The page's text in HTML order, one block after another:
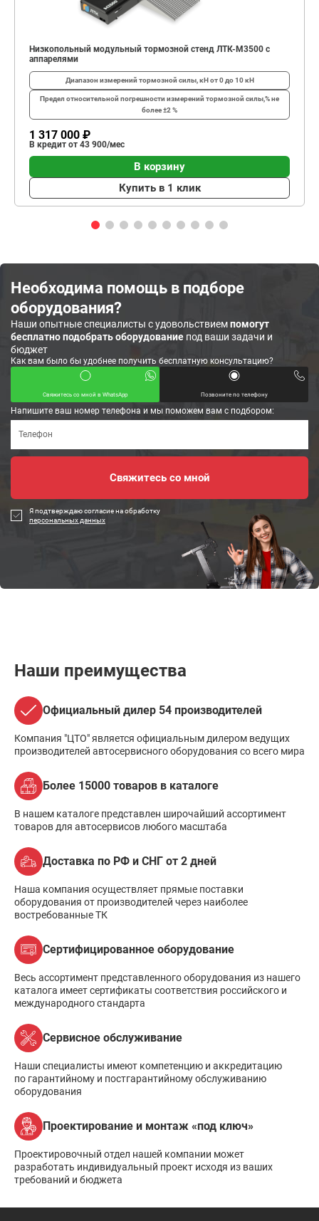
Низкопольный модульный тормозной стенд ЛТК-М3500 с
аппарелями
Диапазон измерений тормозной силы, кНот 0 до 10 кН
Предел относительной погрешности измерений тормозной силы,%не
более ±2 %
1 317 000 ₽
В кредит от 43 900/мес
В корзину
Купить в 1 клик
Необходима помощь в подборе
оборудования?
Наши опытные специалисты с удовольствиемпомогут
бесплатно подобрать оборудование под ваши задачи и
бюджет
Как вам было бы удобнее получить бесплатную консультацию?
Свяжитесь со мной в WhatsApp Позвоните по телефону
Напишите ваш номер телефона и мы поможем вам с подбором:
Я подтверждаю согласие на обработку
персональных данных
Наши преимущества
Официальный дилер 54 производителей
Компания "ЦТО" является официальным дилером ведущих
производителей автосервисного оборудования со всего мира
Более 15000 товаров в каталоге
В нашем каталоге представлен широчайший ассортимент
товаров для автосервисов любого масштаба
Доставка по РФ и СНГ от 2 дней
Наша компания осуществляет прямые поставки
оборудования от производителей через наиболее
востребованные ТК
Сертифицированное оборудование
Весь ассортимент представленного оборудования из нашего
каталога имеет сертификаты соответствия российского и
международного стандарта
Сервисное обслуживание
Наши специалисты имеют компетенцию и аккредитацию
по гарантийному и постгарантийному обслуживанию
оборудования
Проектирование и монтаж «под ключ»
Проектировочный отдел нашей компании может
разработать индивидуальный проект исходя из ваших
требований и бюджета